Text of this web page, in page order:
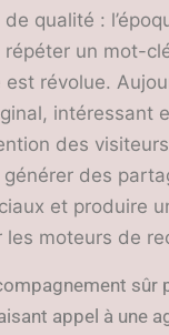
qualité :
un mot-
révolue.
intéressant
des
des
et produire
les moteurs de
sûr
appel à une